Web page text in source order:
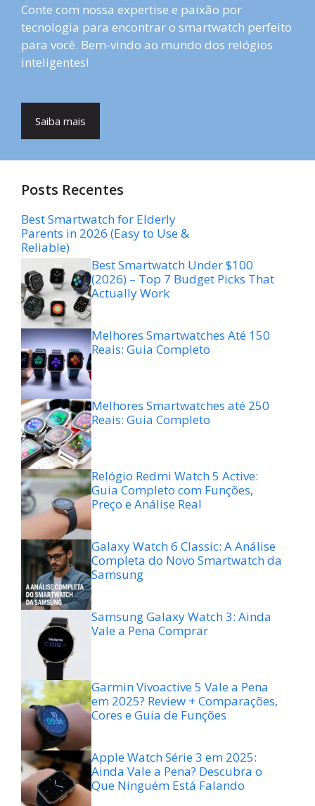
Conte com nossa expertise e paixão por
tecnologia para encontrar o smartwatch perfeito
para você. Bem-vindo ao mundo dos relógios
inteligentes!
Saiba mais
Posts Recentes
Best Smartwatch for Elderly
Parents in 2026 (Easy to Use &
Reliable)
Best Smartwatch Under $100
(2026) – Top 7 Budget Picks That
Actually Work
Melhores Smartwatches Até 150
Reais: Guia Completo
Melhores Smartwatches até 250
Reais: Guia Completo
Relógio Redmi Watch 5 Active:
Guia Completo com Funções,
Preço e Análise Real
Galaxy Watch 6 Classic: A Análise
Completa do Novo Smartwatch da
Samsung
Samsung Galaxy Watch 3: Ainda
Vale a Pena Comprar
Garmin Vivoactive 5 Vale a Pena
em 2025? Review + Comparações,
Cores e Guia de Funções
Apple Watch Série 3 em 2025:
Ainda Vale a Pena? Descubra o
Que Ninguém Está Falando